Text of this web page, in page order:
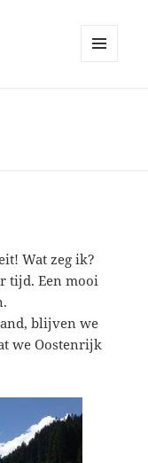
Wat zeg ik?
tijd. Een mooi
blijven we
we Oostenrijk